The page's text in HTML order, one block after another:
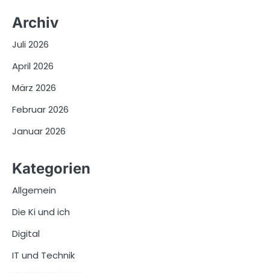
Archiv
Juli 2026
April 2026
März 2026
Februar 2026
Januar 2026
Kategorien
Allgemein
Die Ki und ich
Digital
IT und Technik